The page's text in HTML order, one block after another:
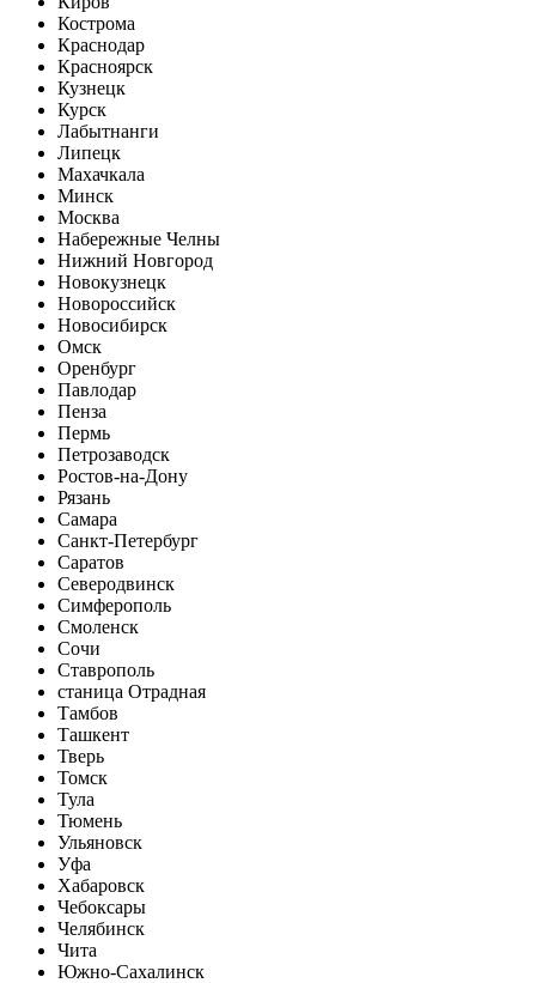
Кострома
Краснодар
Красноярск
Кузнецк
Курск
Лабытнанги
Липецк
Махачкала
Минск
Москва
Набережные Челны
Нижний Новгород
Новокузнецк
Новороссийск
Новосибирск
Омск
Оренбург
Павлодар
Пенза
Пермь
Петрозаводск
Ростов-на-Дону
Рязань
Самара
Санкт-Петербург
Саратов
Северодвинск
Симферополь
Смоленск
Сочи
Ставрополь
станица Отрадная
Тамбов
Ташкент
Тверь
Томск
Тула
Тюмень
Ульяновск
Уфа
Хабаровск
Чебоксары
Челябинск
Чита
Южно-Сахалинск